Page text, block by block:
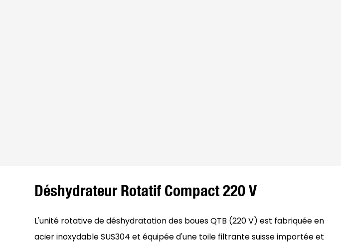
Déshydrateur Rotatif Compact 220 V
L'unité rotative de déshydratation des boues QTB (220 V) est fabriquée en
acier inoxydable SUS304 et équipée d'une toile filtrante suisse importée et